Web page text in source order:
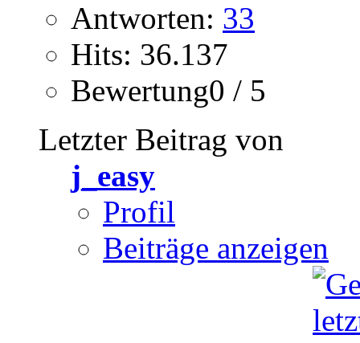
Antworten: 33
Hits: 36.137
Bewertung0 / 5
Letzter Beitrag von
j_easy
Profil
Beiträge anzeigen